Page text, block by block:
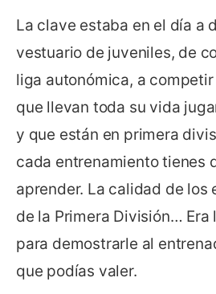
La clave estaba en el día a
vestuario de juveniles, de
liga autonómica, a
que llevan toda su vida
y que están en primera
cada entrenamiento tienes
aprender. La calidad de los
de la Primera División… Era
para demostrarle al
que podías valer.